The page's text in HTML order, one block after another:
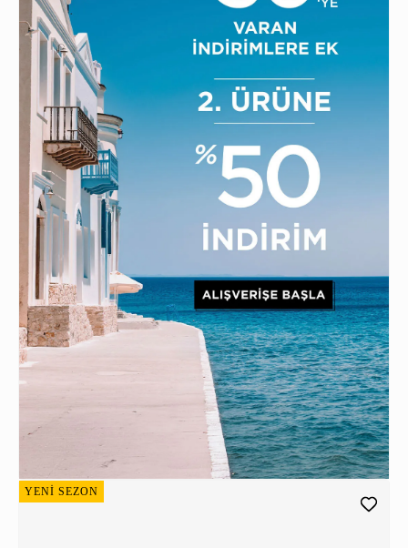
YENİ SEZON